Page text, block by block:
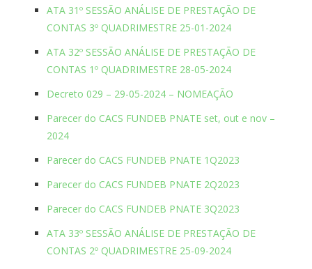
ATA 31º SESSÃO ANÁLISE DE PRESTAÇÃO DE
CONTAS 3º QUADRIMESTRE 25-01-2024
ATA 32º SESSÃO ANÁLISE DE PRESTAÇÃO DE
CONTAS 1º QUADRIMESTRE 28-05-2024
Decreto 029 – 29-05-2024 – NOMEAÇÃO
Parecer do CACS FUNDEB PNATE set, out e nov –
2024
Parecer do CACS FUNDEB PNATE 1Q2023
Parecer do CACS FUNDEB PNATE 2Q2023
Parecer do CACS FUNDEB PNATE 3Q2023
ATA 33º SESSÃO ANÁLISE DE PRESTAÇÃO DE
CONTAS 2º QUADRIMESTRE 25-09-2024